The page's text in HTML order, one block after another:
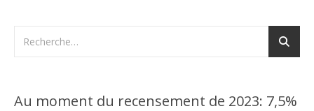
Au moment du recensement de 2023: 7,5%